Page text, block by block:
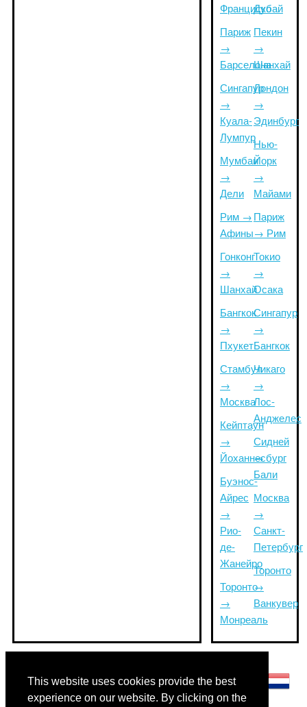
This website uses cookies provide the best
experience on our website. By clicking on the
Франциско
Париж
→
Барселона
Сингапур
→
Куала-
Лумпур
Мумбаи
→
Дели
Рим →
Афины
Гонконг
→
Шанхай
Бангкок
→
Пхукет
Стамбул
→
Москва
Кейптаун
→
Йоханнесбург
Буэнос-
Айрес
→
Рио-
де-
Жанейро
Торонто
→
Монреаль
Дубай
Пекин
→
Шанхай
Лондон
→
Эдинбург
Нью-
Йорк
→
Майами
Париж
→ Рим
Токио
→
Осака
Сингапур
→
Бангкок
Чикаго
→
Лос-
Анджелес
Сидней
→
Бали
Москва
→
Санкт-
Петербург
Торонто
→
Ванкувер